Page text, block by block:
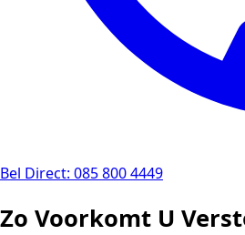
Bel Direct: 085 800 4449
Zo Voorkomt U